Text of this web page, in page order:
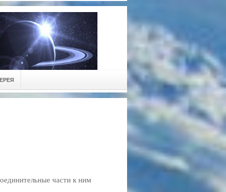
части к ним